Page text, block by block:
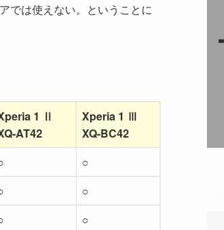
では使えない。ということに
1 Ⅱ
AT42
Xperia 1 Ⅲ
XQ-BC42
○
○
○